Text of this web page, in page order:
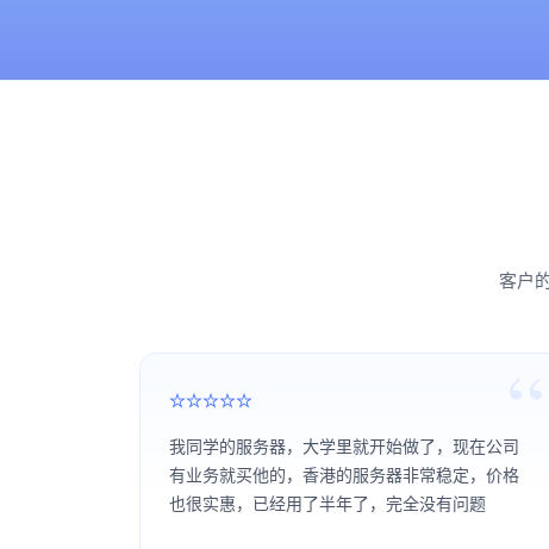
客户
我同学的服务器，大学里就开始做了，现在公司
有业务就买他的，香港的服务器非常稳定，价格
也很实惠，已经用了半年了，完全没有问题